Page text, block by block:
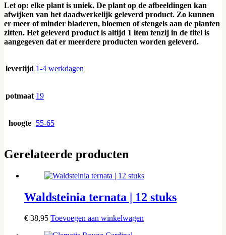
Let op: elke plant is uniek. De plant op de afbeeldingen kan
afwijken van het daadwerkelijk geleverd product. Zo kunnen
er meer of minder bladeren, bloemen of stengels aan de planten
zitten. Het geleverd product is altijd 1 item tenzij in de titel is
aangegeven dat er meerdere producten worden geleverd.
levertijd 1-4 werkdagen
potmaat 19
hoogte 55-65
Gerelateerde producten
Waldsteinia ternata | 12 stuks
€ 38,95 Toevoegen aan winkelwagen